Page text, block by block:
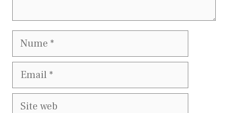
Nume
Email
Site